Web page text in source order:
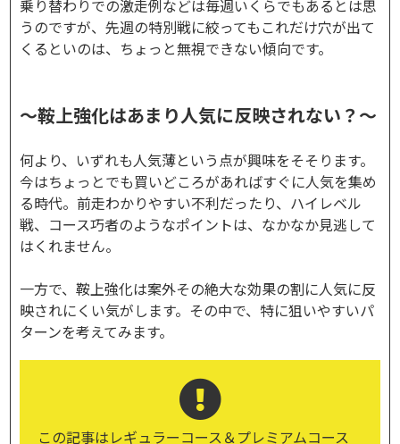
乗り替わりでの激走例などは毎週いくらでもあるとは思
うのですが、先週の特別戦に絞ってもこれだけ穴が出て
くるといのは、ちょっと無視できない傾向です。
～鞍上強化はあまり人気に反映されない？～
何より、いずれも人気薄という点が興味をそそります。
今はちょっとでも買いどころがあればすぐに人気を集め
る時代。前走わかりやすい不利だったり、ハイレベル
戦、コース巧者のようなポイントは、なかなか見逃して
はくれません。
一方で、鞍上強化は案外その絶大な効果の割に人気に反
映されにくい気がします。その中で、特に狙いやすいパ
ターンを考えてみます。
この記事はレギュラーコース＆プレミアムコース